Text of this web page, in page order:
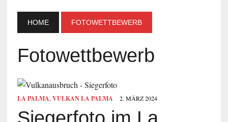
HOME FOTOWETTBEWERB
Fotowettbewerb
LA PALMA, VULKAN LA PALMA 2. MÄRZ 2024